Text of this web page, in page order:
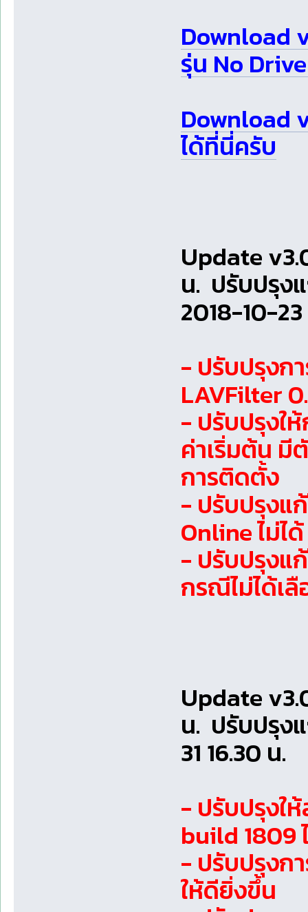
Download
รุ่น No
Download
ได้ที่นี่ครับ
Update
น. ปรับปรุง
2018-10-
- ปรับปรุงก
LAVFilter
- ปรับปรุงใ
ค่าเริ่มต้น มี
การติดตั้ง
- ปรับปรุงแ
Online ไม่ได้
- ปรับปรุงแ
กรณีไม่ได้เ
Update
น. ปรับปรุงแ
31 16.30 น.
- ปรับปรุงใ
build 1809
- ปรับปรุงก
ให้ดียิ่งขึ้น